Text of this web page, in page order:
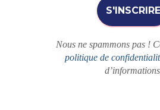
Nous ne spammons pas !
politique de